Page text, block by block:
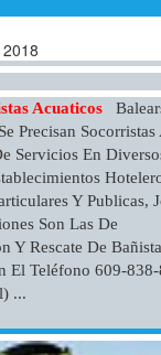
Acuaticos
Precisan Socorristas
Servicios En
Y Publicas,
Son Las De
Y Rescate De
El Teléfono 609-
...